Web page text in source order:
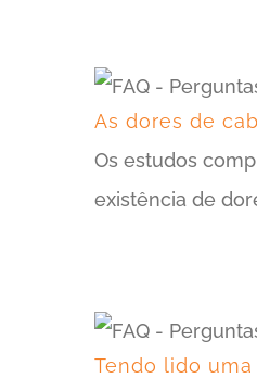
As dores de
Os estudos
existência de
Tendo lido